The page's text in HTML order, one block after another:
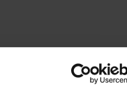
vengono
operativo, in
delle patologie